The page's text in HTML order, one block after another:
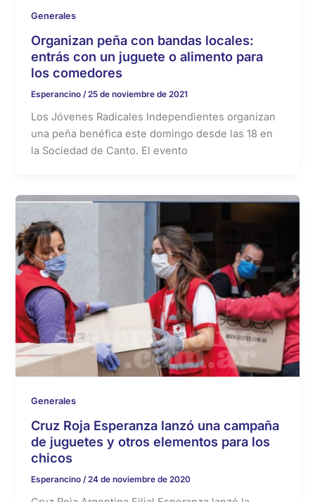
Generales
Organizan peña con bandas locales:
entrás con un juguete o alimento para
los comedores
Esperancino /25 de noviembre de 2021
Los Jóvenes Radicales Independientes organizan
una peña benéfica este domingo desde las 18 en
la Sociedad de Canto. El evento
Generales
Cruz Roja Esperanza lanzó una campaña
de juguetes y otros elementos para los
chicos
Esperancino /24 de noviembre de 2020